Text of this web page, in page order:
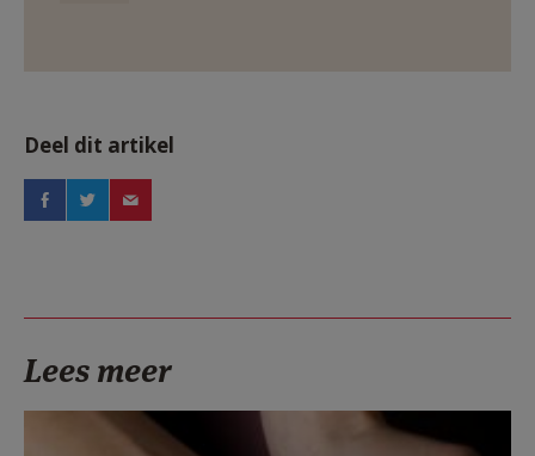
Deel dit artikel
Lees meer